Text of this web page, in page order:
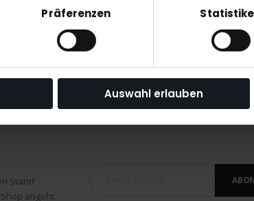
Präferenzen
Auswahl erlauben
Stand
angeht.